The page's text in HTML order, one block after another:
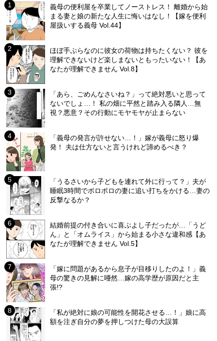
義母の便利屋を卒業してノーストレス！ 離婚から始
まる妻と娘の新たな人生に悔いはなし！【嫁を便利
屋扱いする義母 Vol.44】
ほぼ手ぶらなのに彼女の荷物は持ちたくない？ 彼を
理解できないけど楽しまないともったいない！【あ
なたが理解できません Vol.8】
「あら、ごめんなさいね？」って絶対悪いと思って
ないでしょ…！ 私の畑に平然と踏み入る隣人…無
視？悪意？その行動にモヤモヤが止まらない
「義母の発言が許せない…！」嫁が義母に怒り爆
発！ 夫は仕方ないと言うけれど諦めるべき？
「うるさいから子どもを連れて外に行って？」夫が
睡眠3時間でボロボロの妻に追い打ちをかける…妻の
反撃なるか？
結婚前提の付き合いに喜ぶよし子だったが…「うど
ん」と「オムライス」から始まる小さな違和感【あ
なたが理解できません Vol.5】
「嫁に問題があるから息子が目移りしたのよ！」義
母の驚きの見解に唖然…嫁の高学歴が原因だと主
張!?
「私が絶対に娘の可能性を開花させる…！」娘に高
額を注ぎ自分の夢を押しつけた母の大誤算